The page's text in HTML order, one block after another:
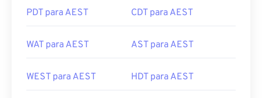
PDT para AEST CDT para AEST
WAT para AEST AST para AEST
WEST para AEST HDT para AEST